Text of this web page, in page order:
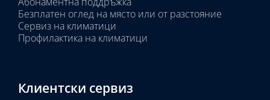
Безплатен оглед на място или от разстояние
Сервиз на климатици
Профилактика на климатици
Клиентски сервиз